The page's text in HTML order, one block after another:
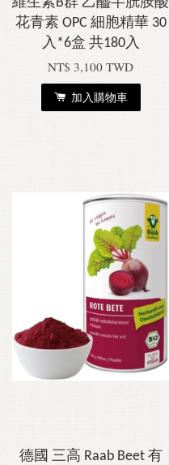
花青素 OPC 細胞精華 30
入*6盒 共180入
NT$ 3,100 TWD
加入購物車
德國 三高 Raab Beet 有